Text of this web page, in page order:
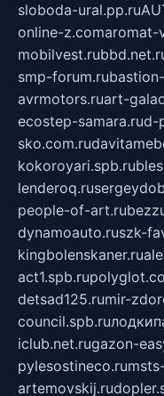
sloboda-ural.pp.ru
online-z.comaromat-
mobilvest.ru
smp-forum.ru
avrmotors.ruart-
ecostep-samara.rud-
sko.com.ru
kokoroyari.spb.ru
lenderoq.ru
people-of-art.ru
dynamoauto.ruszk-
kingbolenskaner.ru
act1.spb.ru
detsad125.rumir-
council.spb.ru
iclub.net.rugazon-
pylesostineco.ru
artemovskij.ru